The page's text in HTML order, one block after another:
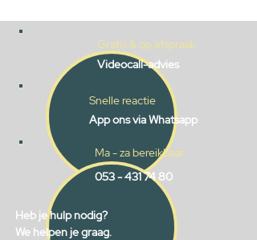
Gratis & op afspraak
Videocall-advies
Snelle reactie
App ons via Whatsapp
Ma - za bereikbaar
053 - 431 74 80
Heb je hulp nodig?
We helpen je graag.